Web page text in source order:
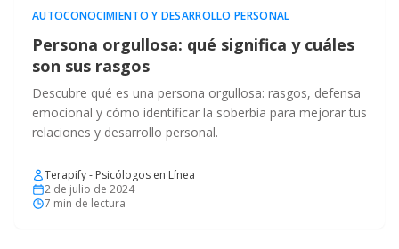
AUTOCONOCIMIENTO Y DESARROLLO PERSONAL
Persona orgullosa: qué significa y cuáles
son sus rasgos
Descubre qué es una persona orgullosa: rasgos, defensa
emocional y cómo identificar la soberbia para mejorar tus
relaciones y desarrollo personal.
Terapify - Psicólogos en Línea
2 de julio de 2024
7 min de lectura